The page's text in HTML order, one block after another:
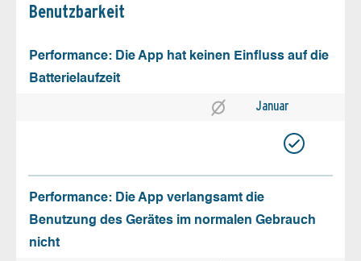
Benutz­barkeit
Performance: Die App hat keinen Einfluss auf die
Batterielaufzeit
Januar
Performance: Die App verlangsamt die
Benutzung des Gerätes im normalen Gebrauch
nicht